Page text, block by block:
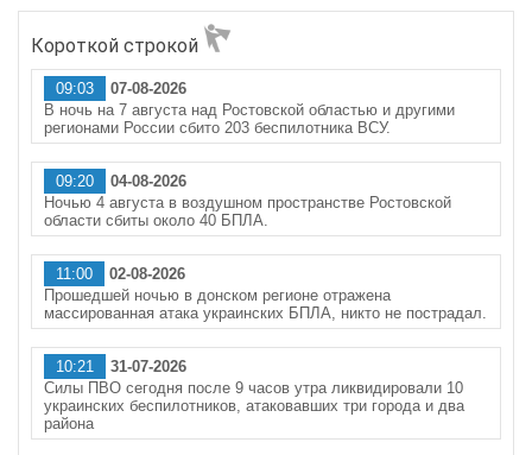
Короткой строкой
09:03
07-08-2026
В ночь на 7 августа над Ростовской областью и другими
регионами России сбито 203 беспилотника ВСУ.
09:20
04-08-2026
Ночью 4 августа в воздушном пространстве Ростовской
области сбиты около 40 БПЛА.
11:00
02-08-2026
Прошедшей ночью в донском регионе отражена
массированная атака украинских БПЛА, никто не пострадал.
10:21
31-07-2026
Силы ПВО сегодня после 9 часов утра ликвидировали 10
украинских беспилотников, атаковавших три города и два
района